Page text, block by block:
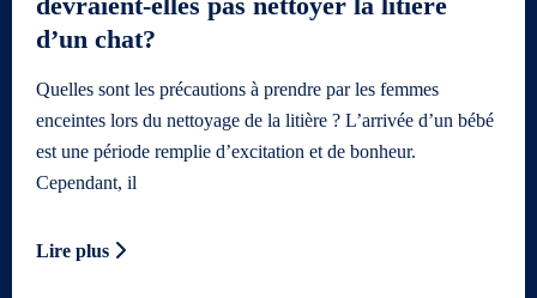
d’un chat?
Quelles sont les précautions à prendre par les femmes
enceintes lors du nettoyage de la litière ? L’arrivée d’un bébé
est une période remplie d’excitation et de bonheur.
Cependant, il
Lire plus